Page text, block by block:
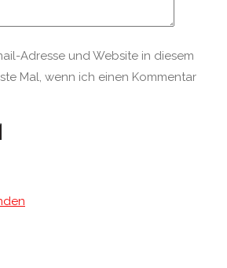
Adresse und Website in diesem
Mal, wenn ich einen Kommentar